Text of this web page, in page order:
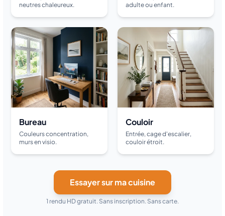
neutres chaleureux.
adulte ou enfant.
Bureau
Couleurs concentration,
murs en visio.
Couloir
Entrée, cage d'escalier,
couloir étroit.
Essayer sur ma cuisine
1 rendu HD gratuit. Sans inscription. Sans carte.